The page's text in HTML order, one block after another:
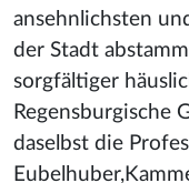
ansehnlichsten
der Stadt
sorgfältiger
Regensburgische
daselbst die